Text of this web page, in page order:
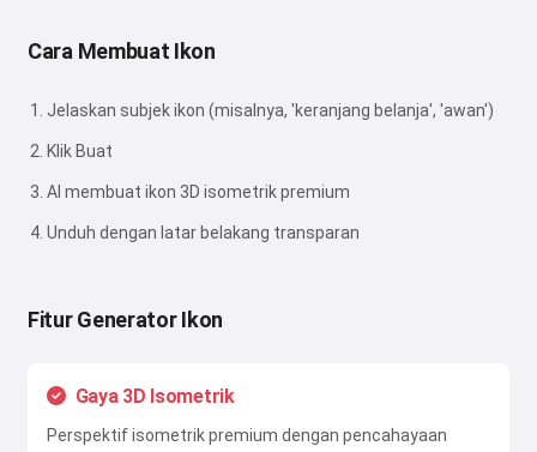
Cara Membuat Ikon
Jelaskan subjek ikon (misalnya, 'keranjang belanja', 'awan')
Klik Buat
AI membuat ikon 3D isometrik premium
Unduh dengan latar belakang transparan
Fitur Generator Ikon
Gaya 3D Isometrik
Perspektif isometrik premium dengan pencahayaan